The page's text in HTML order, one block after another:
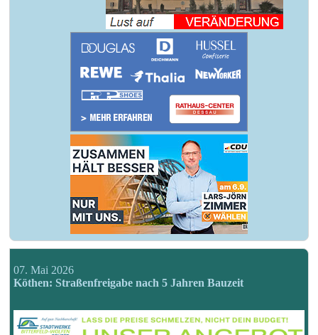
07. Mai 2026
Köthen: Straßenfreigabe nach 5 Jahren Bauzeit